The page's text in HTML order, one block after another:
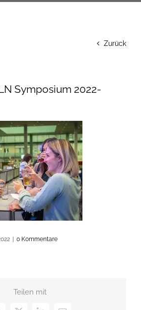
Zurück
Symposium 2022-
0 Kommentare
Teilen mit